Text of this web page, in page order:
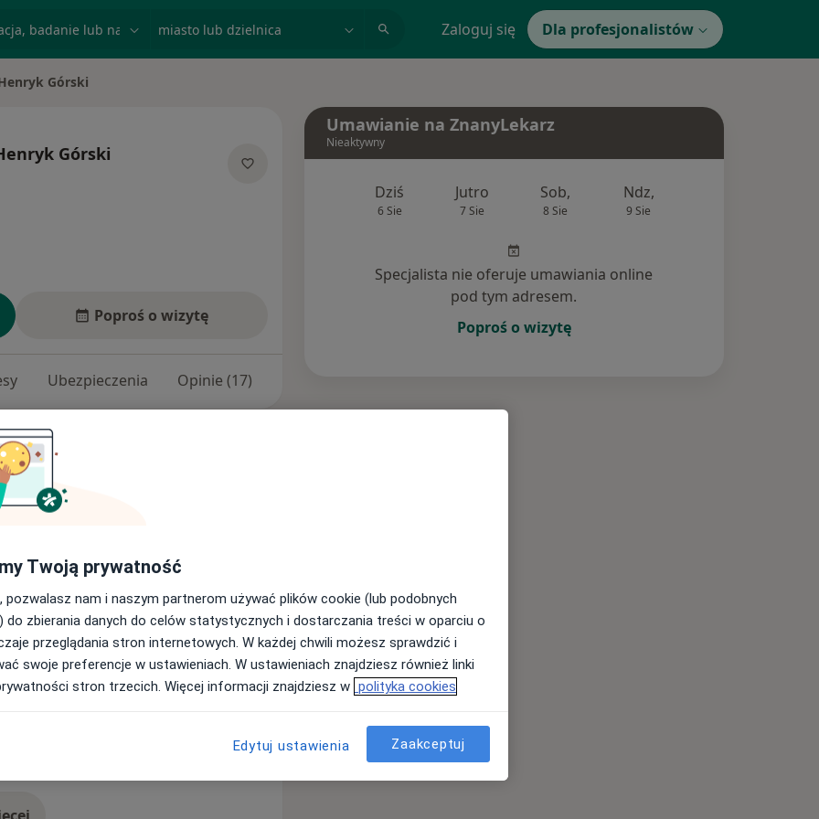
Zaloguj się Dla profesjonalistów
Górski
Górski
Poproś o wizytę
Ubezpieczenia Opinie (17)
Operacyjnej i Ginekologii
Polki w Łodzi. Posiadam
z ginekologii onkologicznej.
również ciąże powikłane
zachowawczym a w
chorób kobiecych, w
Wykonuję operacje metodami
torbiele jajników, guzy jajników,
Histeroskopia: niepłodność, polipy
Operacje klasyczne, w
wszystkich typów
wykonuję operacje plastyczne
a także operacje w nietrzymaniu
Umawianie na ZnanyLekarz
Nieaktywny
Dziś
6 Sie
Jutro
7 Sie
Sob,
8 Sie
Ndz,
9 Sie
Specjalista nie oferuje umawiania online
pod tym adresem.
Poproś o wizytę
Twoją prywatność
pozwalasz nam i naszym partnerom używać plików cookie (lub podobnych
do zbierania danych do celów statystycznych i dostarczania treści w oparciu o
przeglądania stron internetowych. W każdej chwili możesz sprawdzić i
swoje preferencje w ustawieniach. W ustawieniach znajdziesz również linki
stron trzecich. Więcej informacji znajdziesz w polityka cookies
Edytuj ustawienia Zaakceptuj